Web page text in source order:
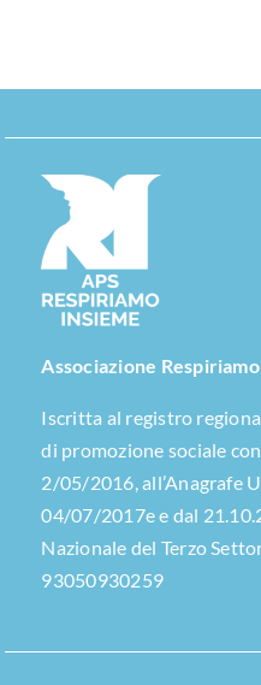
Associazione
Iscritta al registro
di promozione sociale
2/05/2016, all’Anagrafe
04/07/2017e e dal
Nazionale del Terzo
93050930259